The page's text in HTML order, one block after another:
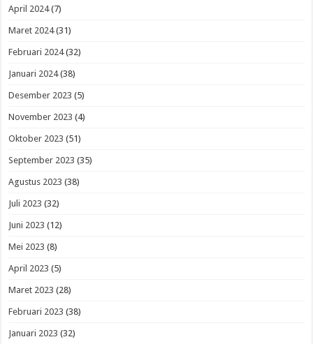
April 2024(7)
Maret 2024(31)
Februari 2024(32)
Januari 2024(38)
Desember 2023 (5)
November 2023 (4)
Oktober 2023 (51)
September 2023 (35)
Agustus 2023 (38)
Juli 2023 (32)
Juni 2023 (12)
Mei 2023 (8)
April 2023 (5)
Maret 2023 (28)
Februari 2023 (38)
Januari 2023 (32)